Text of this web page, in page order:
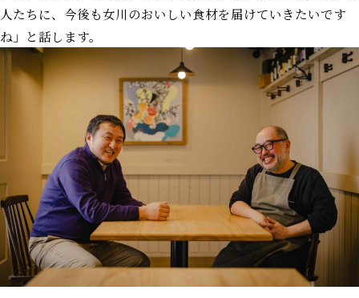
人たちに、今後も女川のおいしい食材を届けていきたいです
ね」と話します。